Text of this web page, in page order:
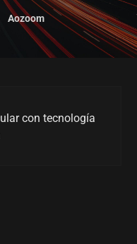
Aozoom
con tecnología